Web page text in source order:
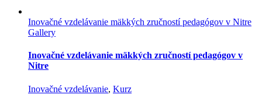
Inovačné vzdelávanie mäkkých zručností pedagógov v Nitre
Gallery
Inovačné vzdelávanie mäkkých zručností pedagógov v
Nitre
Inovačné vzdelávanie, Kurz